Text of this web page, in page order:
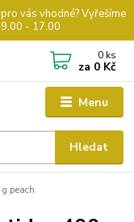
vás vhodné? Vyřešíme
- 17.00
Menu
Hledat
0 ks
za 0 Kč
peach